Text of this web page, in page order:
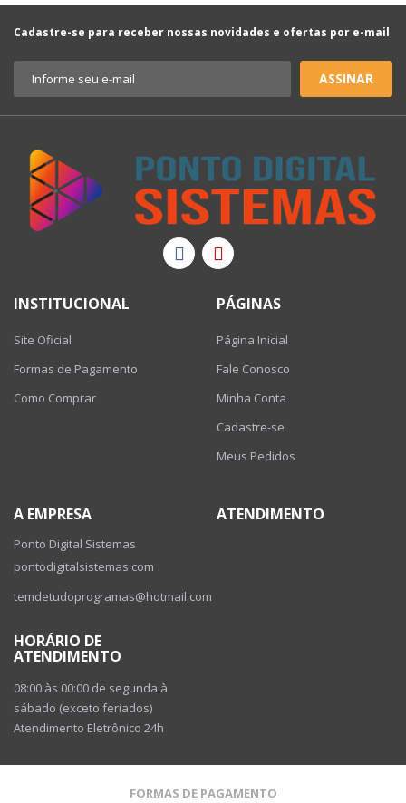
Cadastre-se para receber nossas novidades e ofertas por e-mail
ASSINAR
INSTITUCIONAL
Site Oficial
Formas de Pagamento
Como Comprar
PÁGINAS
Página Inicial
Fale Conosco
Minha Conta
Cadastre-se
Meus Pedidos
A EMPRESA
Ponto Digital Sistemas
pontodigitalsistemas.com
temdetudoprogramas@hotmail.com
HORÁRIO DE
ATENDIMENTO
08:00 às 00:00 de segunda à
sábado (exceto feriados)
Atendimento Eletrônico 24h
ATENDIMENTO
FORMAS DE PAGAMENTO